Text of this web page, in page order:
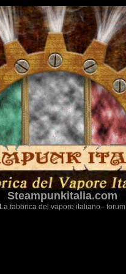
Steampunkitalia.com
La fabbrica del vapore italiano - forum